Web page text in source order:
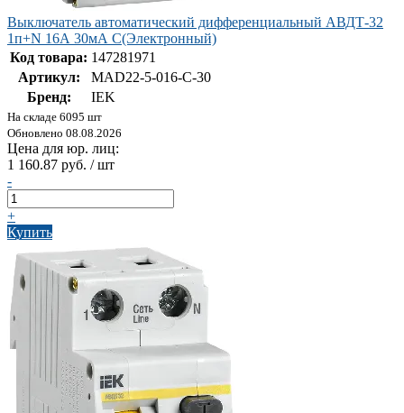
Выключатель автоматический дифференциальный АВДТ-32
1п+N 16А 30мА С(Электронный)
Код товара: 147281971
Артикул:
MAD22-5-016-C-30
Бренд:
IEK
На складе 6095 шт
Обновлено 08.08.2026
Цена для юр. лиц:
1 160.87 руб. / шт
-
+
Купить